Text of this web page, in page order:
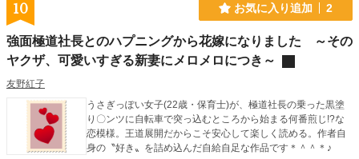
10 お気に入り追加 2
強面極道社長とのハプニングから花嫁になりました ～その
ヤクザ、可愛いすぎる新妻にメロメロにつき～
友野紅子
うさぎっぽい女子(22歳・保育士)が、極道社長の乗った黒塗
り〇ンツに自転車で突っ込むところから始まる何番煎じ!?な
恋模様。王道展開だからこそ安心して楽しく読める。作者自
身の〝好き〟を詰め込んだ自給自足な作品です＊＾＾＊♪